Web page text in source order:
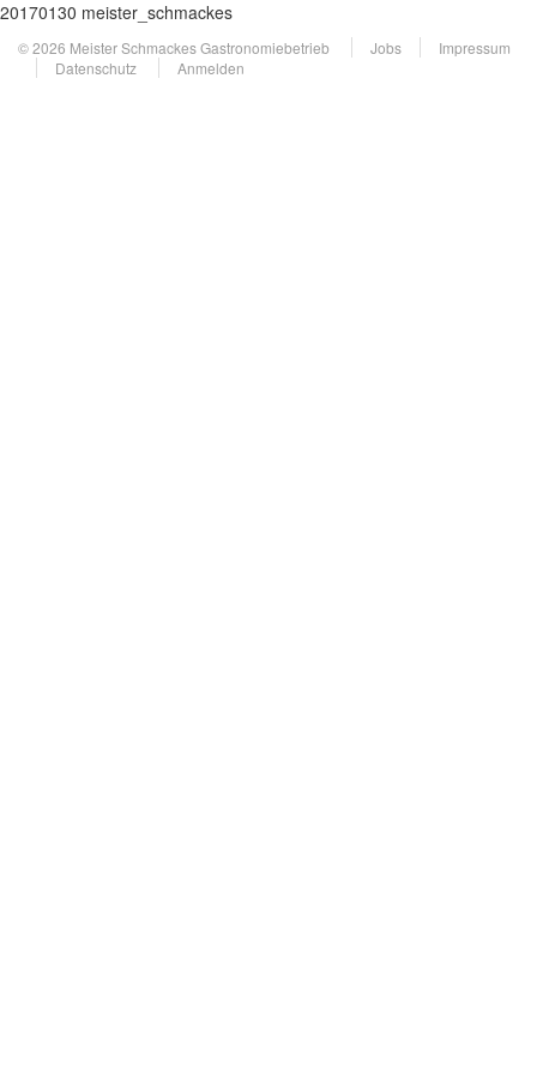
20170130 meister_schmackes
© 2026 Meister Schmackes Gastronomiebetrieb Jobs
Impressum
Datenschutz
Anmelden